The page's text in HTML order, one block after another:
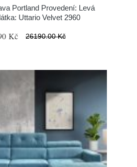
Portland Provedení: Levá
Uttario Velvet 2960
Kč 26190.00 Kč